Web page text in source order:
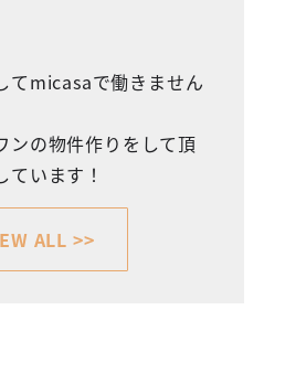
てmicasaで働きません
ンの物件作りをして頂
ています！
ALL >>